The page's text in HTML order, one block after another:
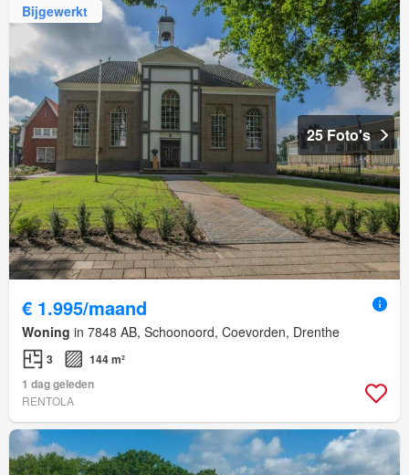
Bijgewerkt
25 Foto's
€ 1.995/maand
Woning in 7848 AB, Schoonoord, Coevorden, Drenthe
3
144 m²
1 dag geleden
RENTOLA